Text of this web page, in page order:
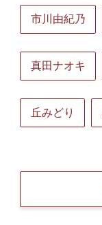
市川由紀乃
真田ナオキ
丘みどり